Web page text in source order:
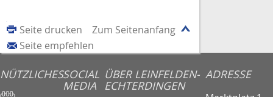
Zum Seitenanfang
Seite drucken
Seite empfehlen
NÜTZLICHESSOCIAL
MEDIA
ÜBER LEINFELDEN-
ECHTERDINGEN
ADRESSE